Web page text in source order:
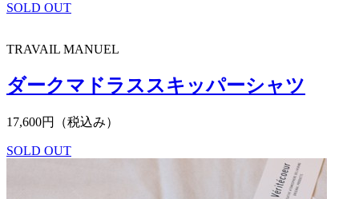
SOLD OUT
TRAVAIL MANUEL
ダークマドラススキッパーシャツ
17,600円（税込み）
SOLD OUT